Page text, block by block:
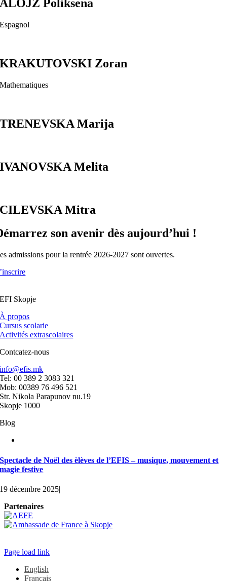
ALOJZ Poliksena
Espagnol
KRAKUTOVSKI Zoran
Mathematiques
TRENEVSKA Marija
IVANOVSKA Melita
CILEVSKA Mitra
son avenir dès aujourd’hui !
admissions pour la rentrée 2026-2027 sont ouvertes.
EFI Skopje
À propos
Cursus scolarie
Activités extrascolaires
Contcatez-nous
info@efis.mk
Tel: 00 389 2 3083 321
Mob: 00389 76 496 521
Str. Nikola Parapunov nu.19
Skopje 1000
Blog
Spectacle de Noël des èlèves de l’EFIS – musique, mouvement et
magie festive
19 décembre 2025|
Partenaires
Page load link
English
Français